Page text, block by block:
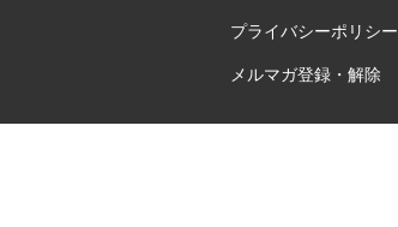
プライバシーポリシー
メルマガ登録・解除